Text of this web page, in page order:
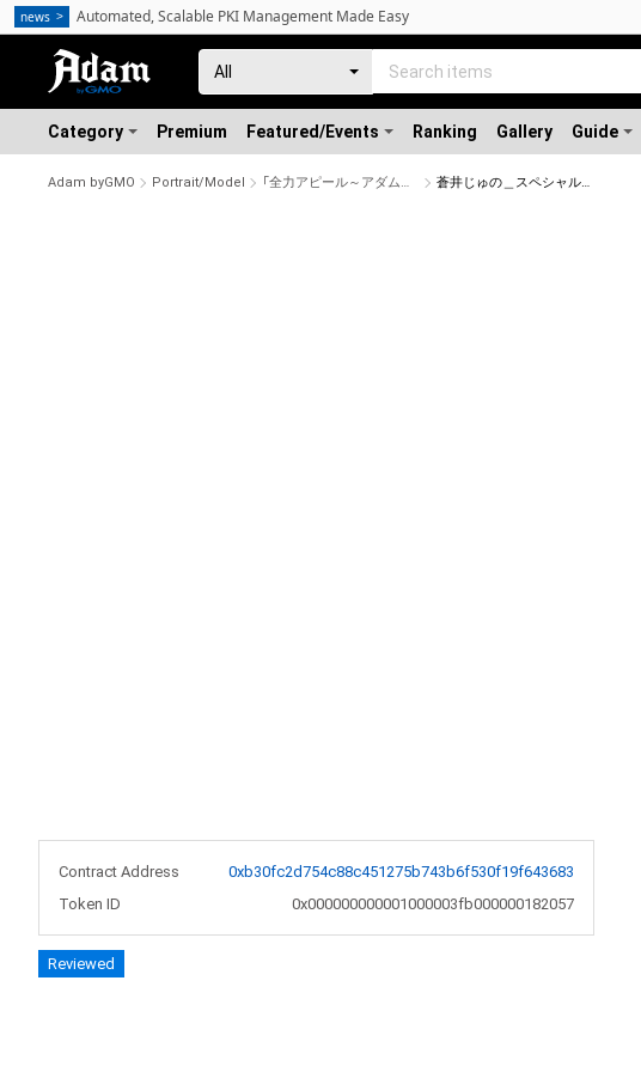
Category Premium Featured/Events Ranking Gallery Guide
Adam byGMO Portrait/Model 「全力アピール～アダムシアター～」NFTストア 蒼井じゅの＿スペシャルメッセージ付き画像
Contract Address
0xb30fc2d754c88c451275b743b6f530f19f643683
Token ID
0x000000000001000003fb000000182057
Reviewed
news Automated, Scalable PKI Management Made Easy